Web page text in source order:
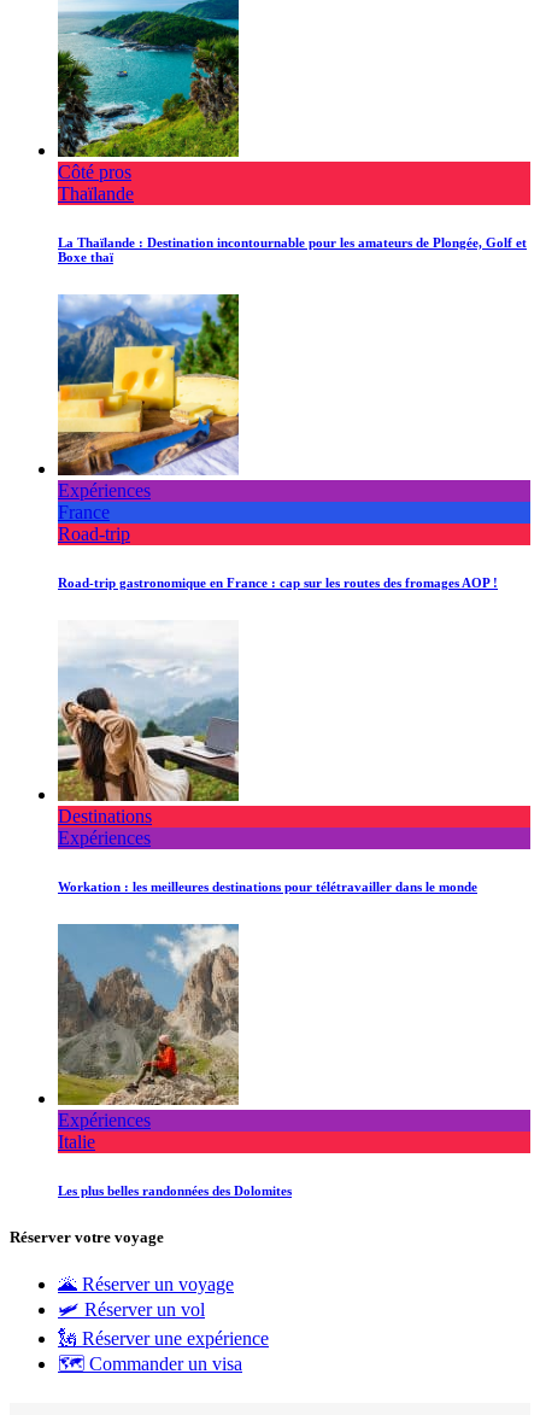
Côté pros
Thaïlande
La Thaïlande : Destination incontournable pour les amateurs de Plongée, Golf et
Boxe thaï
Expériences
France
Road-trip
Road-trip gastronomique en France : cap sur les routes des fromages AOP !
Destinations
Expériences
Workation : les meilleures destinations pour télétravailler dans le monde
Expériences
Italie
Les plus belles randonnées des Dolomites
Réserver votre voyage
🌋 Réserver un voyage
🛩 Réserver un vol
🗽 Réserver une expérience
🗺 Commander un visa